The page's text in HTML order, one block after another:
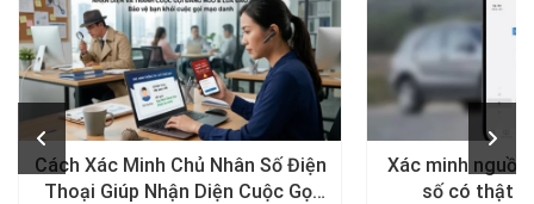
Cách Xác Minh Chủ Nhân Số Điện
Thoại Giúp Nhận Diện Cuộc Gọi
Xác minh nguồn
số có thật